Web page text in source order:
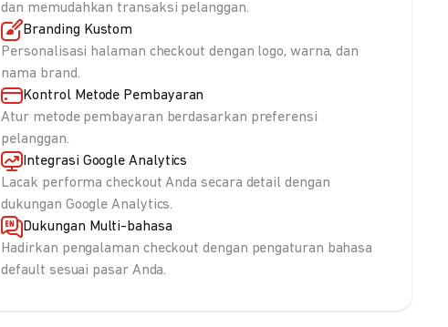
dan memudahkan transaksi pelanggan.
Branding Kustom
Personalisasi halaman checkout dengan logo, warna, dan
nama brand.
Kontrol Metode Pembayaran
Atur metode pembayaran berdasarkan preferensi
pelanggan.
Integrasi Google Analytics
Lacak performa checkout Anda secara detail dengan
dukungan Google Analytics.
Dukungan Multi-bahasa
Hadirkan pengalaman checkout dengan pengaturan bahasa
default sesuai pasar Anda.